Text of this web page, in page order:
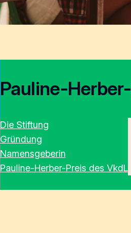
Pauline-
Die Stiftung
Gründung
Namensgeberin
Pauline-Herber-Preis des VkdL